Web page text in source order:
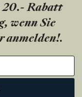
20.- Rabatt
wenn Sie
anmelden!.